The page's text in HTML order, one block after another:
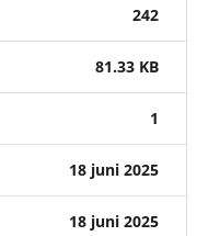
242
81.33 KB
1
18 juni 2025
18 juni 2025